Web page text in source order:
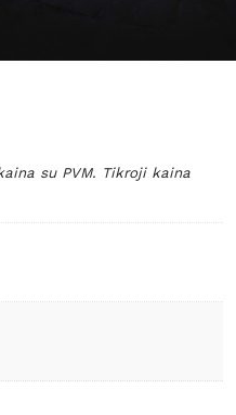
su PVM. Tikroji kaina